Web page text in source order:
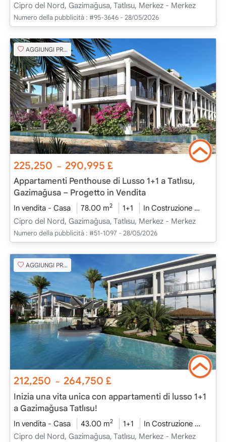
Cipro del Nord, Gazimağusa, Tatlısu, Merkez - Merkez
Numero della pubblicità : #95-3646 - 28/05/2026
AGGIUNGI PREFERITO
225,250 ~ 290,995 £
Appartamenti Penthouse di Lusso 1+1 a Tatlısu,
Gazimağusa – Progetto in Vendita
In vendita - Casa 78.00 m2 1+1 In Costruzione
Cipro del Nord, Gazimağusa, Tatlısu, Merkez - Merkez
Numero della pubblicità : #51-1097 - 28/05/2026
AGGIUNGI PREFERITO
212,250 ~ 264,750 £
Inizia una vita unica con appartamenti di lusso 1+1
a Gazimağusa Tatlısu!
In vendita - Casa 43.00 m2 1+1 In Costruzione
Cipro del Nord, Gazimağusa, Tatlısu, Merkez - Merkez